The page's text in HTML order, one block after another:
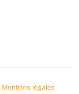
Mentions légales